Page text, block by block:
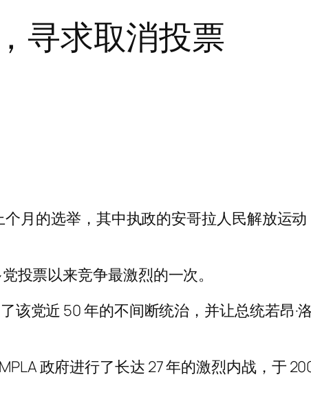
寻求取消投票
月的选举，其中执政的安哥拉人民解放运动
投票以来竞争最激烈的一次。
该党近 50 年的不间断统治，并让总统若昂·
政府进行了长达 27 年的激烈内战，于